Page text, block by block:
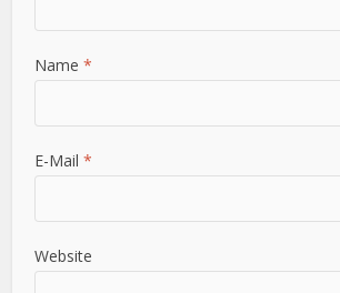
Name*
E-Mail*
Website